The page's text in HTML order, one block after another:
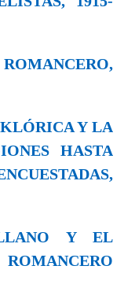
Y LA
HASTA
Y EL